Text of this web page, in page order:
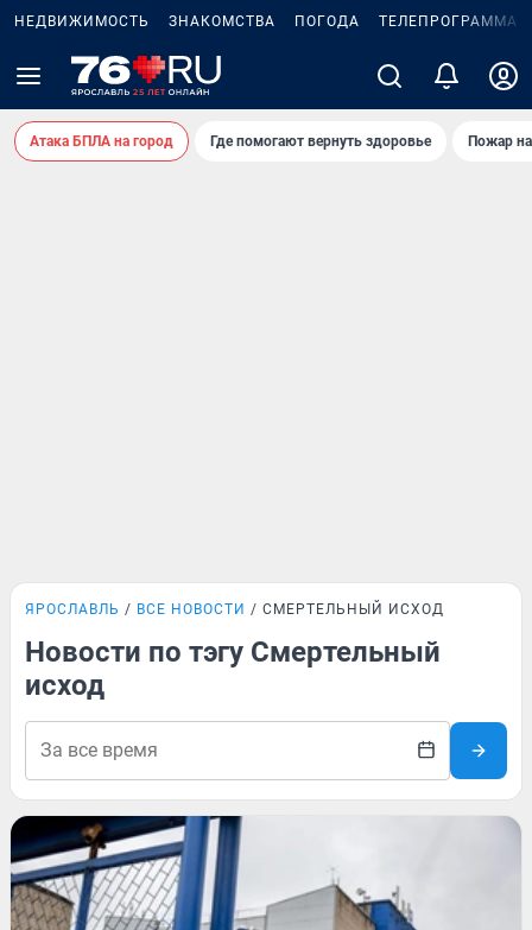
НЕДВИЖИМОСТЬ ЗНАКОМСТВА ПОГОДА ТЕЛЕПРОГРАММА
Атака БПЛА на город Где помогают вернуть здоровье Пожар
ЯРОСЛАВЛЬ ВСЕ НОВОСТИ СМЕРТЕЛЬНЫЙ ИСХОД
Новости по тэгу Смертельный
исход